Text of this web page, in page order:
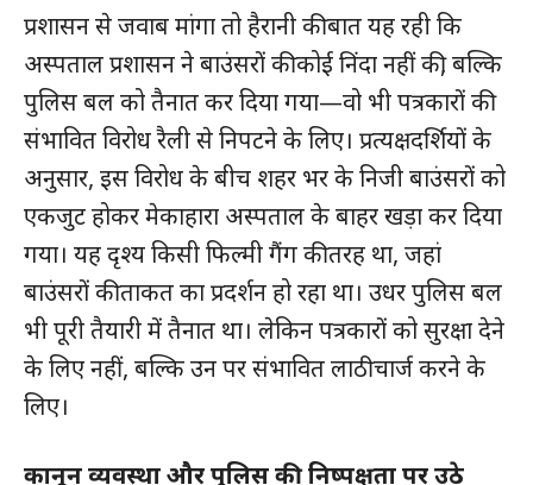
प्रशासन से जवाब मांगा तो हैरानी की बात यह रही कि
अस्पताल प्रशासन ने बाउंसरों की कोई निंदा नहीं की, बल्कि
पुलिस बल को तैनात कर दिया गया—वो भी पत्रकारों की
संभावित विरोध रैली से निपटने के लिए। प्रत्यक्षदर्शियों के
अनुसार, इस विरोध के बीच शहर भर के निजी बाउंसरों को
एकजुट होकर मेकाहारा अस्पताल के बाहर खड़ा कर दिया
गया। यह दृश्य किसी फिल्मी गैंग की तरह था, जहां
बाउंसरों की ताकत का प्रदर्शन हो रहा था। उधर पुलिस बल
भी पूरी तैयारी में तैनात था। लेकिन पत्रकारों को सुरक्षा देने
के लिए नहीं, बल्कि उन पर संभावित लाठीचार्ज करने के
लिए।
कानून व्यवस्था और पुलिस की निष्पक्षता पर उठे